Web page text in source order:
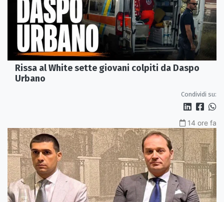
Rissa al White sette giovani colpiti da Daspo
Urbano
Condividi su:
14 ore fa